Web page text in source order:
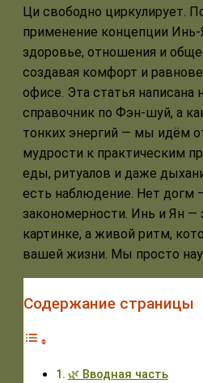
Ци свободно циркулирует.
применение концепции
здоровье, отношения и
создавая комфорт и
офисе. Эта статья написана
справочник по Фэн-шуй, а
тонких энергий — мы идём
мудрости к практическим
еды, ритуалов и даже
есть наблюдение. Нет догм
закономерности. Инь и Ян —
картинке, а живой ритм,
вашей жизни. Мы просто
Содержание страницы
🌿 Вводная часть